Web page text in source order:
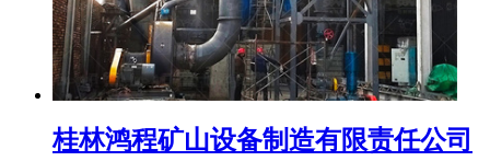
桂林鸿程矿山设备制造有限责任公司